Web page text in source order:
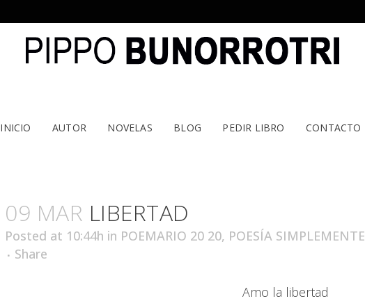
INICIO AUTOR NOVELAS BLOG PEDIR LIBRO CONTACTO
09 MAR LIBERTAD
Posted at 10:44h in POEMARIO 20 20, POESÍA SIMPLEMENTE
Share
Amo la libertad